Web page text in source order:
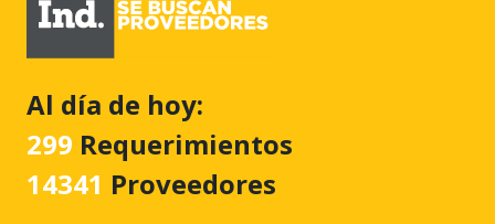
Al día de hoy:
299 Requerimientos
14341 Proveedores